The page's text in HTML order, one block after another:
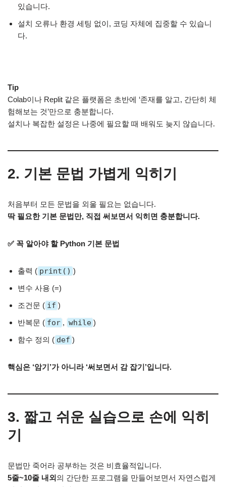
있습니다.
설치 오류나 환경 세팅 없이, 코딩 자체에 집중할 수 있습니
다.
Tip
Colab이나 Replit 같은 플랫폼은 초반에 ‘존재를 알고, 간단히 체
험해보는 것’만으로 충분합니다.
설치나 복잡한 설정은 나중에 필요할 때 배워도 늦지 않습니다.
2. 기본 문법 가볍게 익히기
처음부터 모든 문법을 외울 필요는 없습니다.
딱 필요한 기본 문법만, 직접 써보면서 익히면 충분합니다.
✅ 꼭 알아야 할 Python 기본 문법
출력 ( print() )
변수 사용 (=)
조건문 ( if )
반복문 ( for , while )
함수 정의 ( def )
핵심은 ‘암기’가 아니라 ‘써보면서 감 잡기’입니다.
3. 짧고 쉬운 실습으로 손에 익히
기
문법만 죽어라 공부하는 것은 비효율적입니다.
5줄~10줄 내외의 간단한 프로그램을 만들어보면서 자연스럽게